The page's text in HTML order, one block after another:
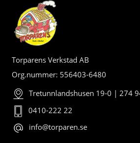
Torparens Verkstad AB
Org.nummer: 556403-6480
Tretunnlandshusen 19-0 | 274
0410-222 22
info@torparen.se